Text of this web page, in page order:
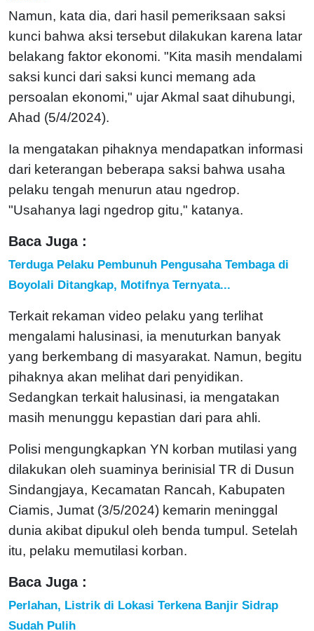
Namun, kata dia, dari hasil pemeriksaan saksi
kunci bahwa aksi tersebut dilakukan karena latar
belakang faktor ekonomi. "Kita masih mendalami
saksi kunci dari saksi kunci memang ada
persoalan ekonomi," ujar Akmal saat dihubungi,
Ahad (5/4/2024).
Ia mengatakan pihaknya mendapatkan informasi
dari keterangan beberapa saksi bahwa usaha
pelaku tengah menurun atau ngedrop.
"Usahanya lagi ngedrop gitu," katanya.
Baca Juga :
Terduga Pelaku Pembunuh Pengusaha Tembaga di
Boyolali Ditangkap, Motifnya Ternyata...
Terkait rekaman video pelaku yang terlihat
mengalami halusinasi, ia menuturkan banyak
yang berkembang di masyarakat. Namun, begitu
pihaknya akan melihat dari penyidikan.
Sedangkan terkait halusinasi, ia mengatakan
masih menunggu kepastian dari para ahli.
Polisi mengungkapkan YN korban mutilasi yang
dilakukan oleh suaminya berinisial TR di Dusun
Sindangjaya, Kecamatan Rancah, Kabupaten
Ciamis, Jumat (3/5/2024) kemarin meninggal
dunia akibat dipukul oleh benda tumpul. Setelah
itu, pelaku memutilasi korban.
Baca Juga :
Perlahan, Listrik di Lokasi Terkena Banjir Sidrap
Sudah Pulih